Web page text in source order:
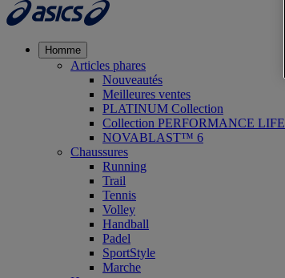
Homme
Articles phares
Nouveautés
Meilleures ventes
PLATINUM Collection
Collection PERFORMANCE LIFE
NOVABLAST™ 6
Chaussures
Running
Trail
Tennis
Volley
Handball
Padel
SportStyle
Marche